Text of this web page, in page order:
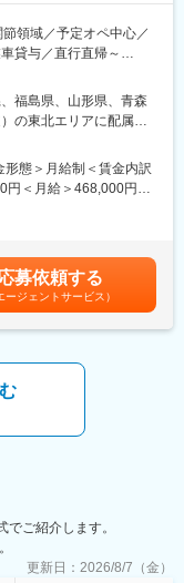
き方をアレンジ可能。
実績も多数あり、育児
シャリストとして特定
領域／予定オペ中心／
貸与／直行直帰～
日本法人です。同企業
ネスモデルの変換期に
製品の普及と今後控え
する業務に従事頂きま
関節領域のインプラン
製品選定・提案
規顧客開拓も実施
間・突発的な休日対応
ポートと連携し納品ま
提案の幅が広がる環境
ながら医療現場に貢献
福島県、山形県、青森
の東北エリアに配属に
態＞月給制＜賃金内訳
円＜月給＞468,000円～
いになります賃金はあ
上下する可能性があり
です。
募依頼する
ージェントサービス）
ご紹介します。
更新日： 2026/8/7（金）